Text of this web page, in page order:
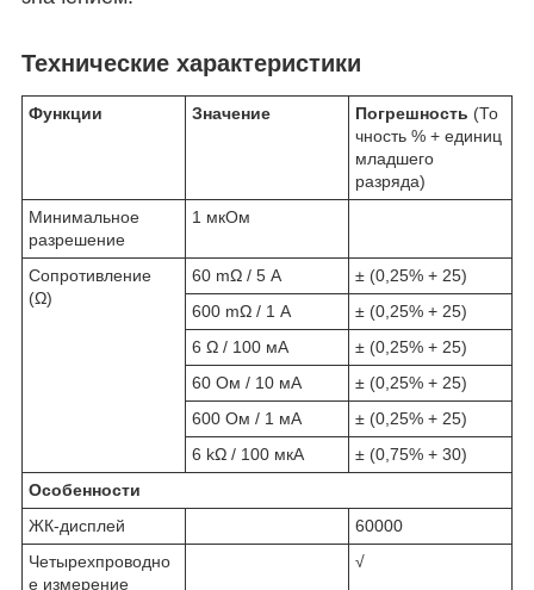
Технические характеристики
Функции Значение Погрешность (То
чность % + единиц
младшего
разряда)
Минимальное
разрешение
1 мкОм
Сопротивление
(Ω)
60 mΩ / 5 A
± (0,25% + 25)
600 mΩ / 1 A
± (0,25% + 25)
6 Ω / 100 мА
± (0,25% + 25)
60 Ом / 10 мА
± (0,25% + 25)
600 Ом / 1 мА
± (0,25% + 25)
6 kΩ / 100 мкA
± (0,75% + 30)
Особенности
ЖК-дисплей
60000
Четырехпроводно
е измерение
√